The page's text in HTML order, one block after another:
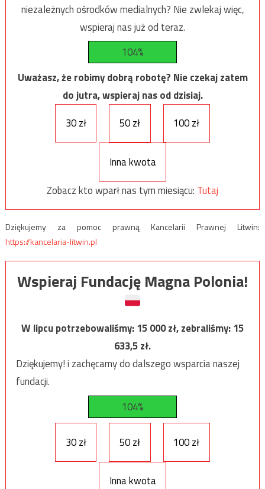
niezależnych ośrodków medialnych? Nie zwlekaj więc,
wspieraj nas już od teraz.
104%
Uważasz, że robimy dobrą robotę? Nie czekaj zatem
do jutra, wspieraj nas od dzisiaj.
30 zł
50 zł 100 zł
Inna kwota
Zobacz kto wparł nas tym miesiącu: Tutaj
Dziękujemy za pomoc prawną Kancelarii Prawnej Litwin:
https://kancelaria-litwin.pl
Wspieraj Fundację Magna Polonia!
W lipcu potrzebowaliśmy:15 000zł, zebraliśmy:15
633,5zł.
Dziękujemy! i zachęcamy do dalszego wsparcia naszej
fundacji.
104%
30 zł 50 zł 100 zł
Inna kwota